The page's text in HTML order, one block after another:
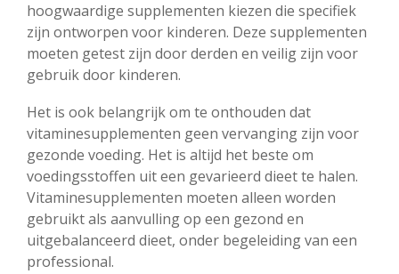
hoogwaardige supplementen kiezen die specifiek
zijn ontworpen voor kinderen. Deze supplementen
moeten getest zijn door derden en veilig zijn voor
gebruik door kinderen.
Het is ook belangrijk om te onthouden dat
vitaminesupplementen geen vervanging zijn voor
gezonde voeding. Het is altijd het beste om
voedingsstoffen uit een gevarieerd dieet te halen.
Vitaminesupplementen moeten alleen worden
gebruikt als aanvulling op een gezond en
uitgebalanceerd dieet, onder begeleiding van een
professional.